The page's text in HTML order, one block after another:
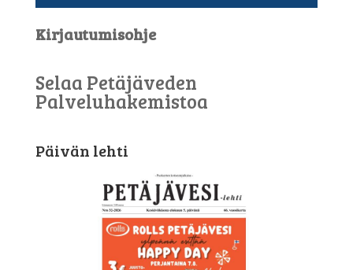
Kirjautumisohje
Selaa Petäjäveden
Palveluhakemistoa
Päivän lehti